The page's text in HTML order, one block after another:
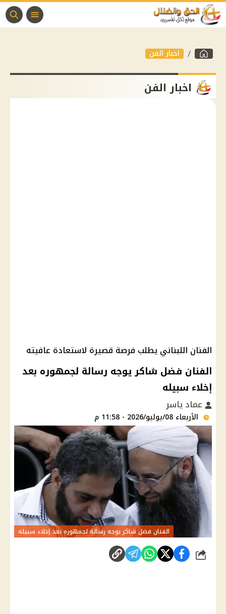
اخبار الفن
اخبار الفن
الفنان اللبناني يطلب فرصة قصيرة لاستعادة عافيته
الفنان فضل شاكر يوجه رسالة لجمهوره بعد
إخلاء سبيله
عماد ياسر
الأربعاء 08/يوليو/2026 - 11:58 م
الفنان فضل شاكر يوجه رسالة لجمهوره بعد إخلاء سبيله
شارك